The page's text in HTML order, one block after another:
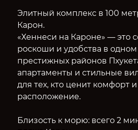
Элитный комплекс в 100
Карон.
«Хеннеси на Кароне» — это
роскоши и удобства в
престижных районов
апартаменты и стильные
для тех, кто ценит комфорт
расположение.
Близость к морю: всего 2